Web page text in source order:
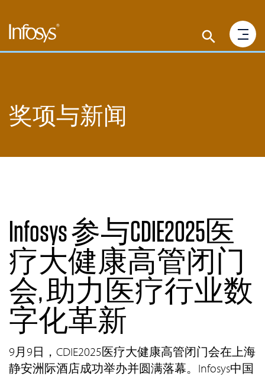
奖项与新闻
Infosys 参与CDIE2025医
疗大健康高管闭门
会, 助力医疗行业数
字化革新
9月9日，CDIE2025医疗大健康高管闭门会在上海
静安洲际酒店成功举办并圆满落幕。Infosys中国